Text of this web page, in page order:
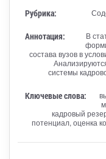
Рубрика:
Аннотация:
В
состава вузов в
системы
Ключевые слова:
кадровый
потенциал, оценка